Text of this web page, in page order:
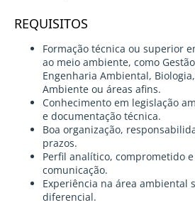
REQUISITOS
Formação técnica ou superior
ao meio ambiente, como
Engenharia Ambiental,
Ambiente ou áreas afins.
Conhecimento em legislação
e documentação técnica.
Boa organização,
prazos.
Perfil analítico, comprometido
comunicação.
Experiência na área ambiental
diferencial.